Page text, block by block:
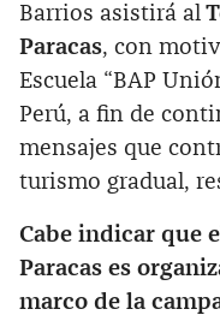
Barrios asistirá al
Paracas, con
Escuela “BAP
Perú, a fin de
mensajes que
turismo gradual,
Cabe indicar que
Paracas es
marco de la